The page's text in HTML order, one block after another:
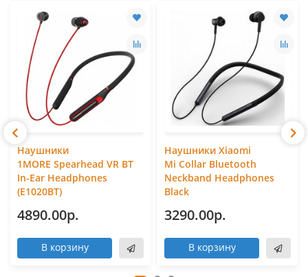
Наушники
1MORE Spearhead VR BT
In-Ear Headphones
(E1020BT)
4890.00р.
В корзину
Наушники Xiaomi
Mi Collar Bluetooth
Neckband Headphones
Black
3290.00р.
В корзину